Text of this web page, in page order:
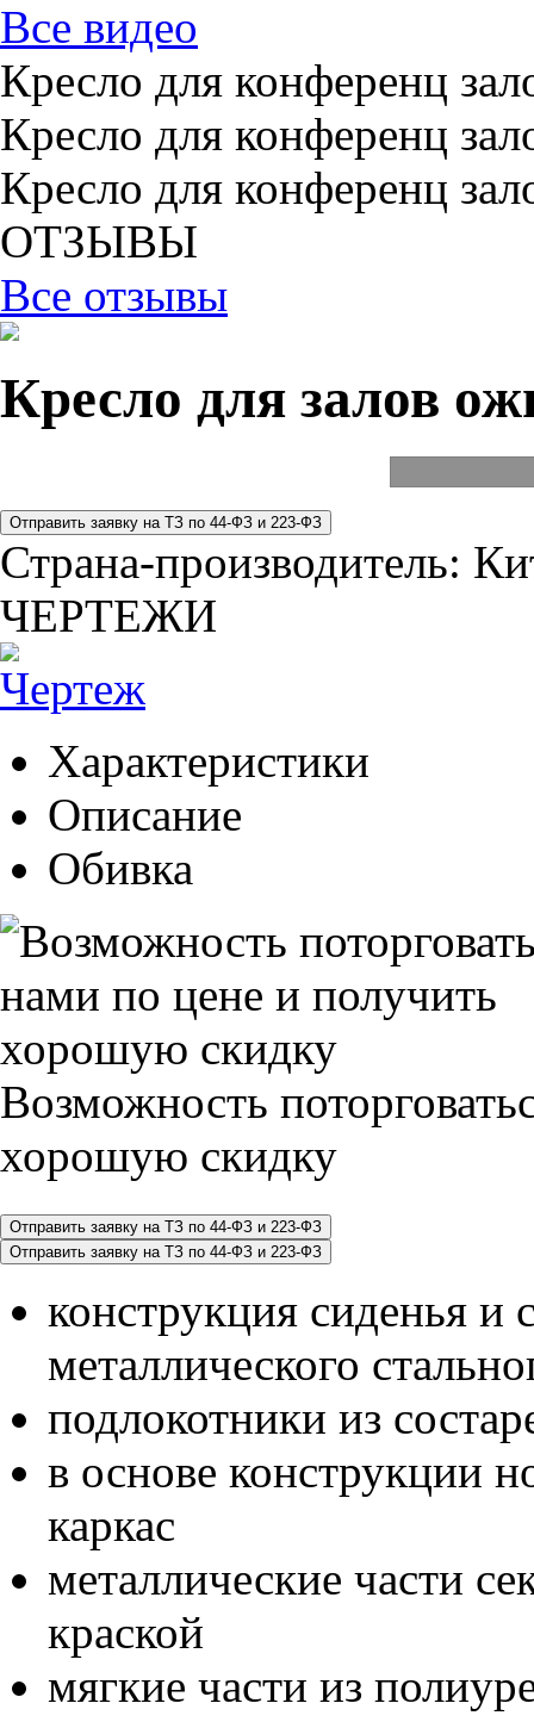
Все видео
Кресло для конференц
Кресло для конференц
Кресло для конференц
ОТЗЫВЫ
Все отзывы
Кресло для залов
Страна-производитель:
ЧЕРТЕЖИ
Характеристики
Описание
Обивка
Возможность
хорошую скидку
конструкция сиденья и
металлического
подлокотники из
в основе конструкции
каркас
металлические части
краской
мягкие части из